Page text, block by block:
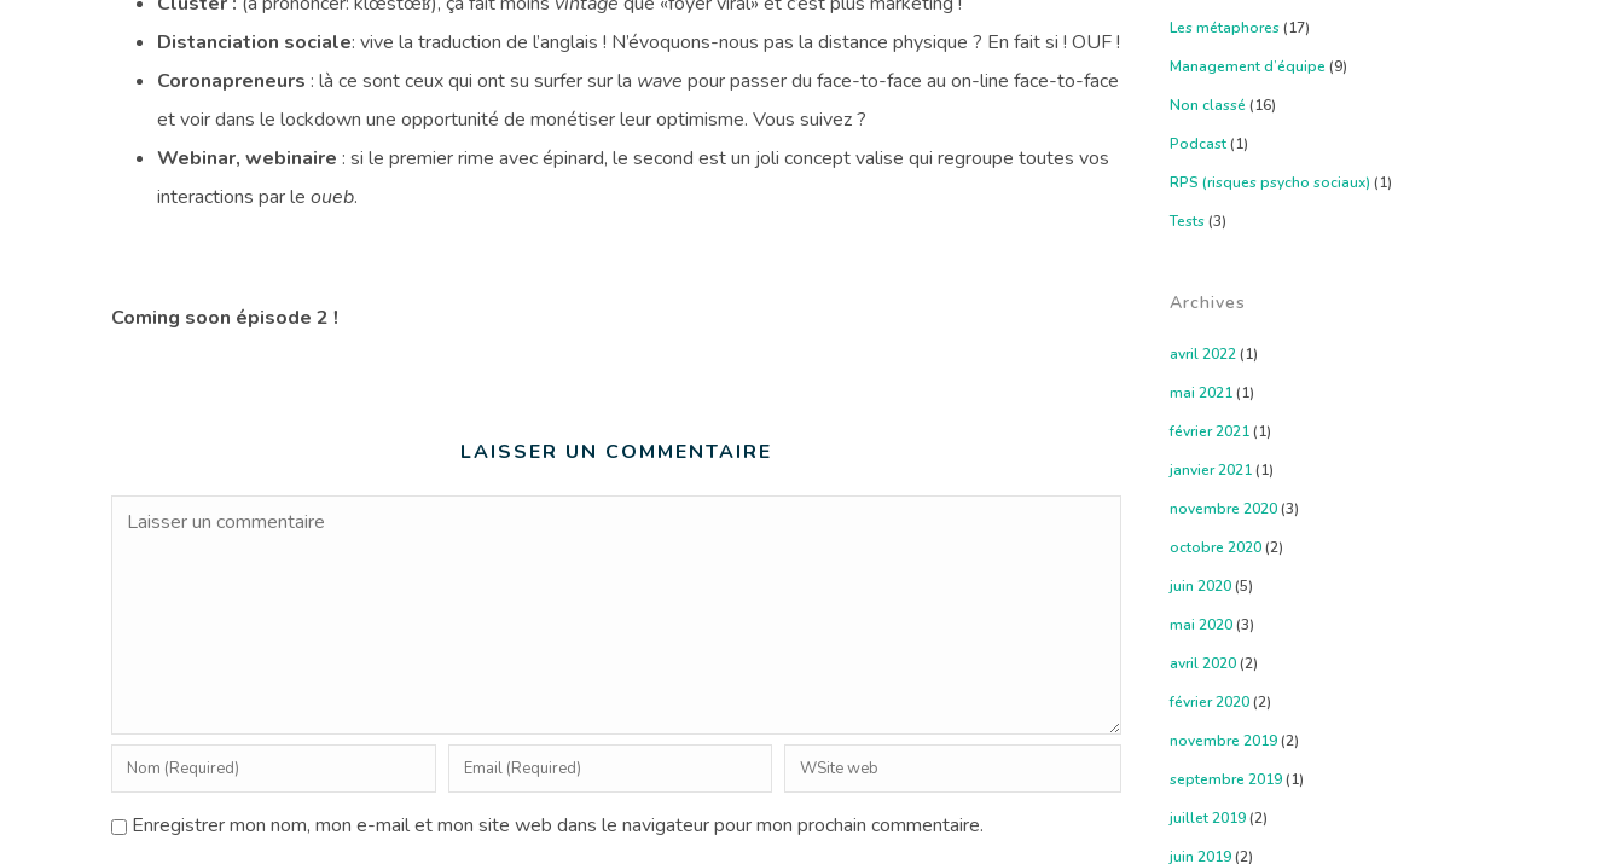
Distanciation sociale: vive la traduction de l’anglais ! N’évoquons-nous pas la distance physique ? En fait si ! OUF !
Coronapreneurs : là ce sont ceux qui ont su surfer sur la wave pour passer du face-to-face au on-line face-to-face
et voir dans le lockdown une opportunité de monétiser leur optimisme. Vous suivez ?
Webinar, webinaire : si le premier rime avec épinard, le second est un joli concept valise qui regroupe toutes vos
interactions par le oueb.
Coming soon épisode 2 !
LAISSER UN COMMENTAIRE
Enregistrer mon nom, mon e-mail et mon site web dans le navigateur pour mon prochain commentaire.
Les métaphores(17)
Management d’équipe (9)
Non classé (16)
Podcast(1)
RPS (risques psycho sociaux) (1)
Tests(3)
Archives
avril 2022(1)
mai 2021(1)
février 2021(1)
janvier 2021(1)
novembre 2020(3)
octobre 2020(2)
juin 2020(5)
mai 2020(3)
avril 2020(2)
février 2020(2)
novembre 2019(2)
septembre 2019(1)
juillet 2019(2)
juin 2019(2)